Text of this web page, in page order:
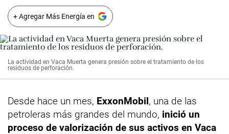
+ Agregar Más Energía en
La actividad en Vaca Muerta genera presión sobre el tratamiento de los
residuos de perforación.
Desde hace un mes, ExxonMobil, una de las
petroleras más grandes del mundo, inició un
proceso de valorización de sus activos en Vaca